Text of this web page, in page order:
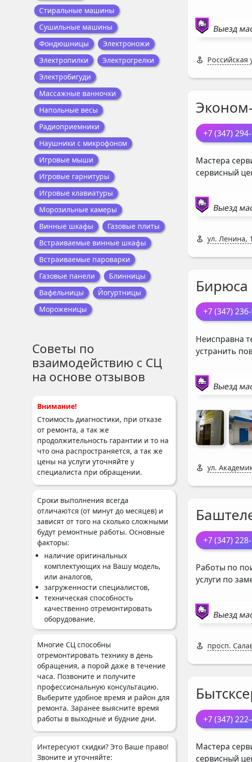
Стиральные машины
Сушильные машины
Фондюшницы
Электроножи
Электропилки
Электрогрелки
Электробигуди
Массажные ванночки
Напольные весы
Радиоприемники
Наушники с микрофоном
Игровые мыши
Игровые гарнитуры
Игровые клавиатуры
Морозильные камеры
Винные шкафы
Газовые плиты
Встраиваемые винные шкафы
Встраиваемые пароварки
Газовые панели
Блинницы
Вафельницы
Йогуртницы
Мороженицы
Советы по
взаимодействию с СЦ
на основе отзывов
Внимание!
Стоимость диагностики, при отказе
от ремонта, а так же
продолжительность гарантии и то на
что она распространяется, а так же
цены на услуги уточняйте у
специалиста при обращении.
Сроки выполнения всегда
отличаются (от минут до месяцев) и
зависят от того на сколько сложными
будут ремонтные работы. Основные
факторы:
наличие оригинальных
комплектующих на Вашу модель,
или аналогов,
загруженности специалистов,
техническая способность
качественно отремонтировать
оборудование.
Многие СЦ способны
отремонтировать технику в день
обращения, а порой даже в течение
часа. Позвоните и получите
профессиональную консультацию.
Выберите удобное время и район для
ремонта. Заранее выясните время
работы в выходные и будние дни.
Интересуют скидки? Это Ваше право!
Звоните и уточняйте:
Выезд
Российская
+7 (347)
Мастера
сервисный
Выезд
ул. Ленина,
Бирюса
+7 (347)
Неисправна
устранить
Выезд
ул.
+7 (347)
Работы по
услуги по
Выезд
просп.
+7 (347)
Мастера
сервисный